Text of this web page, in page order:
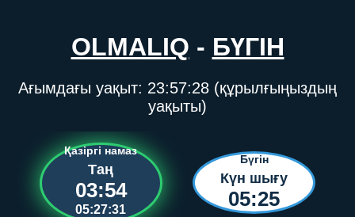
OLMALIQ - БҮГІН
Ағымдағы уақыт: 23:57:28 (құрылғыңыздың
уақыты)
Қазіргі намаз
Таң
03:54
05:27:31
Бүгін
Күн шығу
05:25